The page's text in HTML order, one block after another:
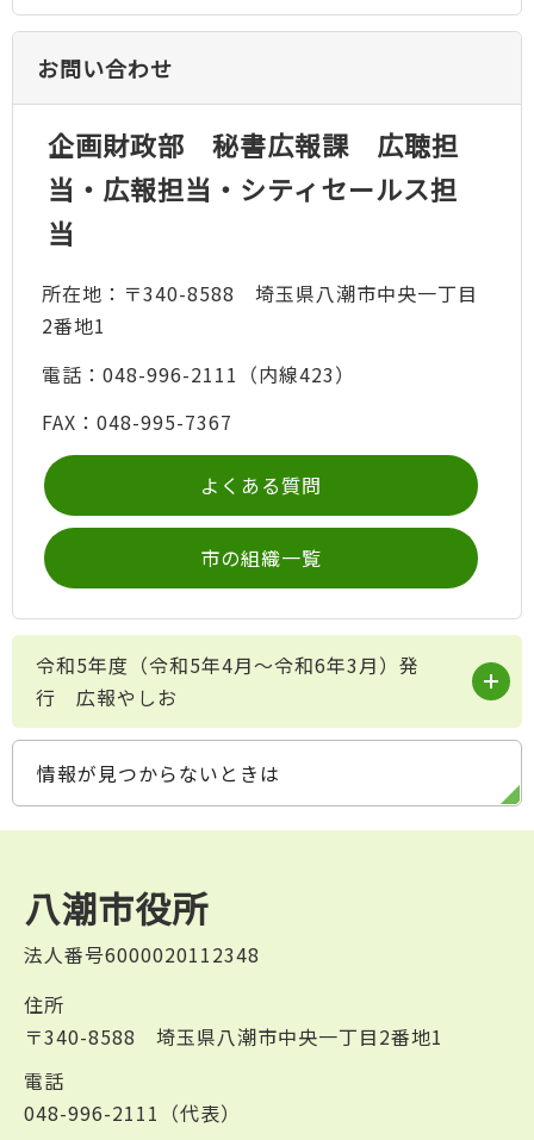
お問い合わせ
企画財政部 秘書広報課 広聴担
当・広報担当・シティセールス担
当
所在地：〒340-8588 埼玉県八潮市中央一丁目
2番地1
電話：048-996-2111（内線423）
FAX：048-995-7367
よくある質問
市の組織一覧
令和5年度（令和5年4月～令和6年3月）発
行 広報やしお
情報が見つからないときは
八潮市役所
法人番号6000020112348
住所
〒340-8588 埼玉県八潮市中央一丁目2番地1
電話
048-996-2111（代表）